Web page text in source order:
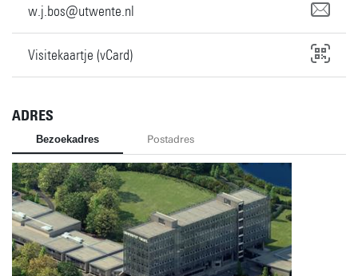
w.j.bos@utwente.nl
Visitekaartje (vCard)
ADRES
Bezoekadres Postadres